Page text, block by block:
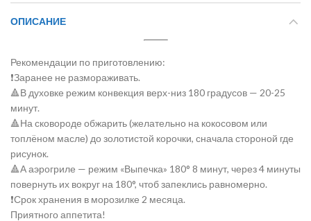
ОПИСАНИЕ
Рекомендации по приготовлению:
❗Заранее не размораживать.
🔺В духовке режим конвекция верх-низ 180 градусов — 20-25
минут.
🔺На сковороде обжарить (желательно на кокосовом или
топлëном масле) до золотистой корочки, сначала стороной где
рисунок.
🔺А аэрогриле — режим «Выпечка» 180° 8 минут, через 4 минуты
повернуть их вокруг на 180°, чтоб запеклись равномерно.
❗Срок хранения в морозилке 2 месяца.
Приятного аппетита!